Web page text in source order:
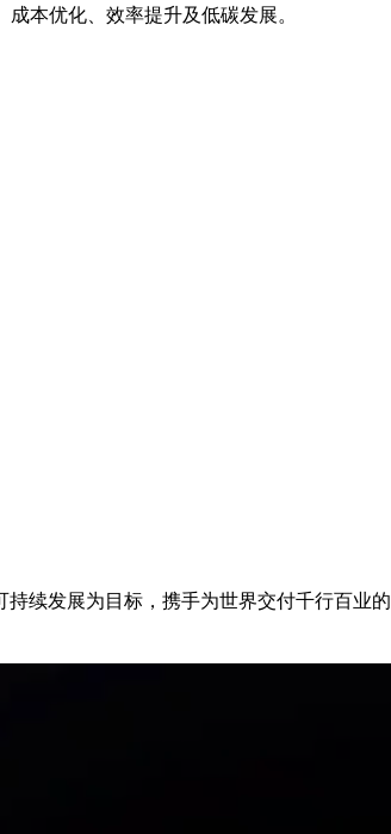
本优化、效率提升及低碳发展。
续发展为目标，携手为世界交付千行百业